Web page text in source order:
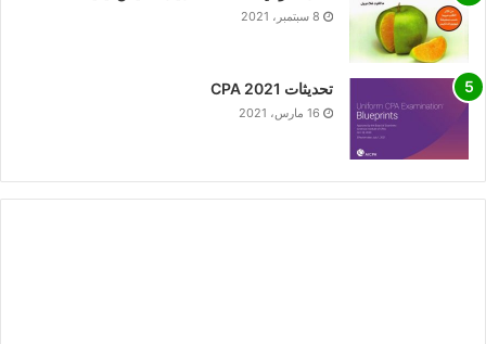
8 سبتمبر، 2021
تحديثات CPA 2021
16 مارس، 2021